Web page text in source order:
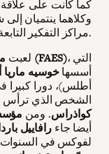
مراكز التفكير التابعة لشبكة أطلس.
لعبت مؤسسة الدراسات والتحليل الاجتماعي (FAES)، التي
أسسهاخوسيه ماريا
أطلس)، دورا
الشخص الذي ترأس
كواذراس. ومن
أيضا جاءرافاييل
لفوكس في السنوات